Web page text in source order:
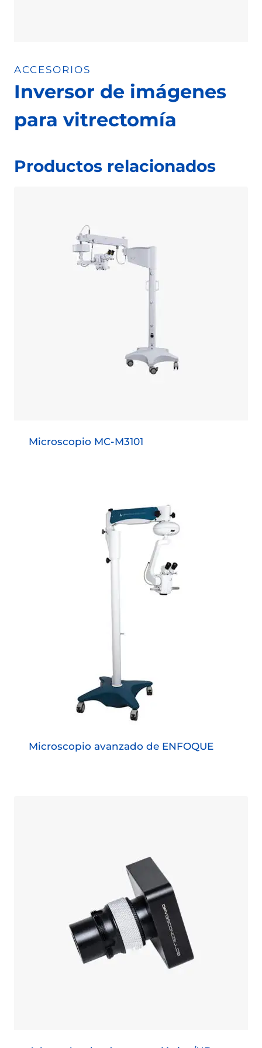
ACCESORIOS
Inversor de imágenes
para vitrectomía
Productos relacionados
Microscopio MC-M3101
Microscopio avanzado de ENFOQUE